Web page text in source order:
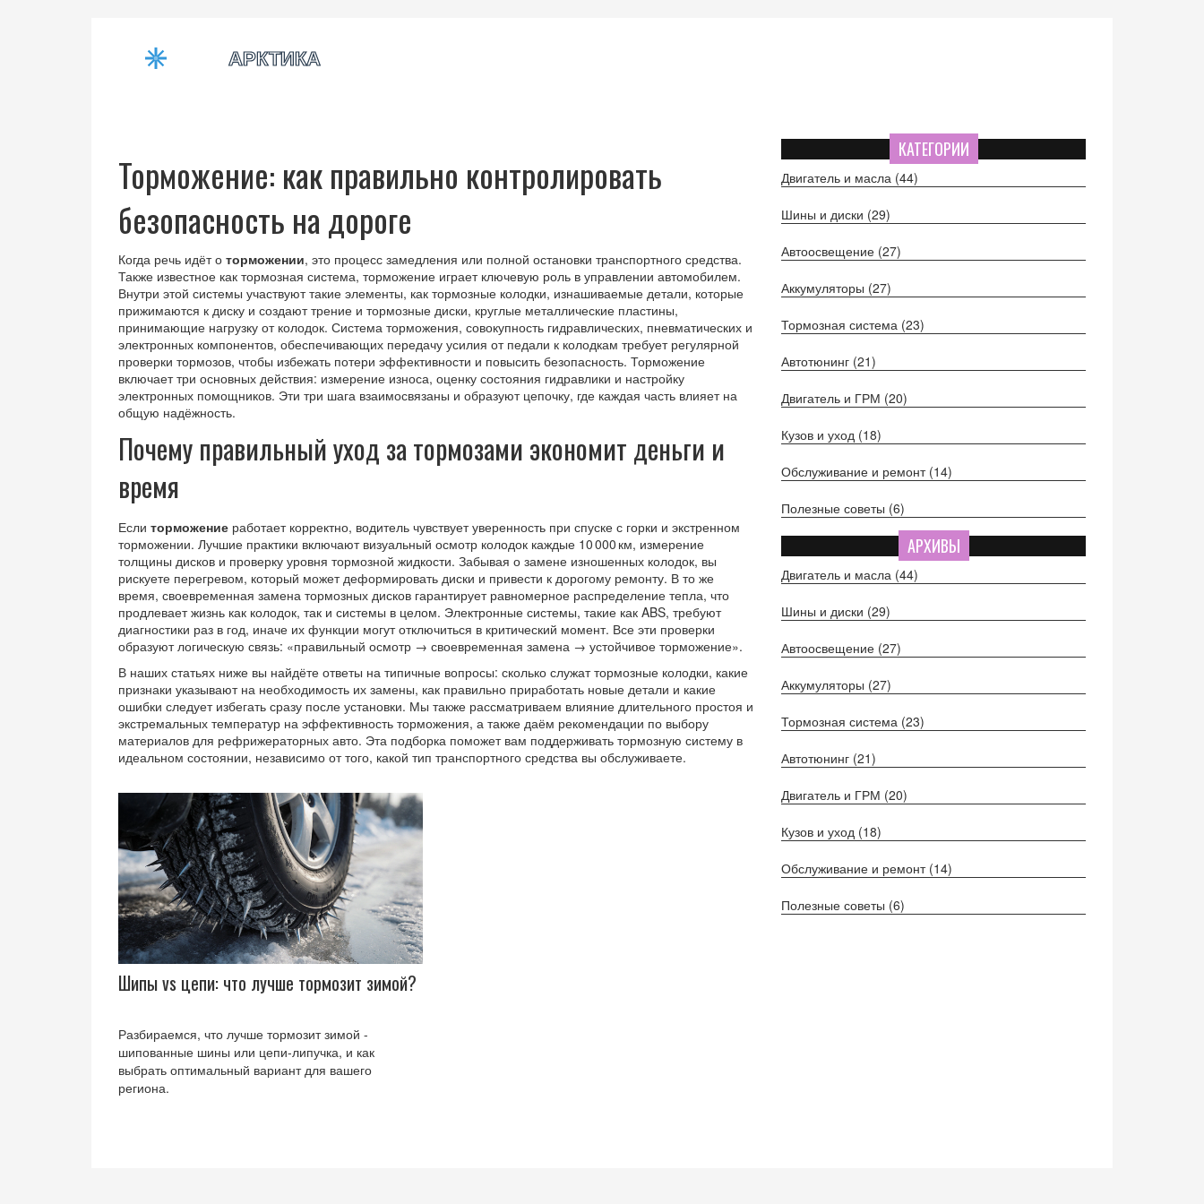
Торможение: как правильно контролировать
безопасность на дороге
Когда речь идёт о торможении, это процесс замедления или полной остановки транспортного средства.
Также известное как тормозная система, торможение играет ключевую роль в управлении автомобилем.
Внутри этой системы участвуют такие элементы, как тормозные колодки, изнашиваемые детали, которые
прижимаются к диску и создают трение и тормозные диски, круглые металлические пластины,
принимающие нагрузку от колодок. Система торможения, совокупность гидравлических, пневматических и
электронных компонентов, обеспечивающих передачу усилия от педали к колодкам требует регулярной
проверки тормозов, чтобы избежать потери эффективности и повысить безопасность. Торможение
включает три основных действия: измерение износа, оценку состояния гидравлики и настройку
электронных помощников. Эти три шага взаимосвязаны и образуют цепочку, где каждая часть влияет на
общую надёжность.
Почему правильный уход за тормозами экономит деньги и
время
Если торможение работает корректно, водитель чувствует уверенность при спуске с горки и экстренном
торможении. Лучшие практики включают визуальный осмотр колодок каждые 10 000 км, измерение
толщины дисков и проверку уровня тормозной жидкости. Забывая о замене изношенных колодок, вы
рискуете перегревом, который может деформировать диски и привести к дорогому ремонту. В то же
время, своевременная замена тормозных дисков гарантирует равномерное распределение тепла, что
продлевает жизнь как колодок, так и системы в целом. Электронные системы, такие как ABS, требуют
диагностики раз в год, иначе их функции могут отключиться в критический момент. Все эти проверки
образуют логическую связь: «правильный осмотр → своевременная замена → устойчивое торможение».
В наших статьях ниже вы найдёте ответы на типичные вопросы: сколько служат тормозные колодки, какие
признаки указывают на необходимость их замены, как правильно приработать новые детали и какие
ошибки следует избегать сразу после установки. Мы также рассматриваем влияние длительного простоя и
экстремальных температур на эффективность торможения, а также даём рекомендации по выбору
материалов для рефрижераторных авто. Эта подборка поможет вам поддерживать тормозную систему в
идеальном состоянии, независимо от того, какой тип транспортного средства вы обслуживаете.
Шипы vs цепи: что лучше тормозит зимой?
Разбираемся, что лучше тормозит зимой -
шипованные шины или цепи‑липучка, и как
выбрать оптимальный вариант для вашего
региона.
КАТЕГОРИИ
Двигатель и масла (44)
Шины и диски (29)
Автоосвещение (27)
Аккумуляторы (27)
Тормозная система (23)
Автотюнинг (21)
Двигатель и ГРМ (20)
Кузов и уход (18)
Обслуживание и ремонт (14)
Полезные советы (6)
АРХИВЫ
Двигатель и масла (44)
Шины и диски (29)
Автоосвещение (27)
Аккумуляторы (27)
Тормозная система (23)
Автотюнинг (21)
Двигатель и ГРМ (20)
Кузов и уход (18)
Обслуживание и ремонт (14)
Полезные советы (6)